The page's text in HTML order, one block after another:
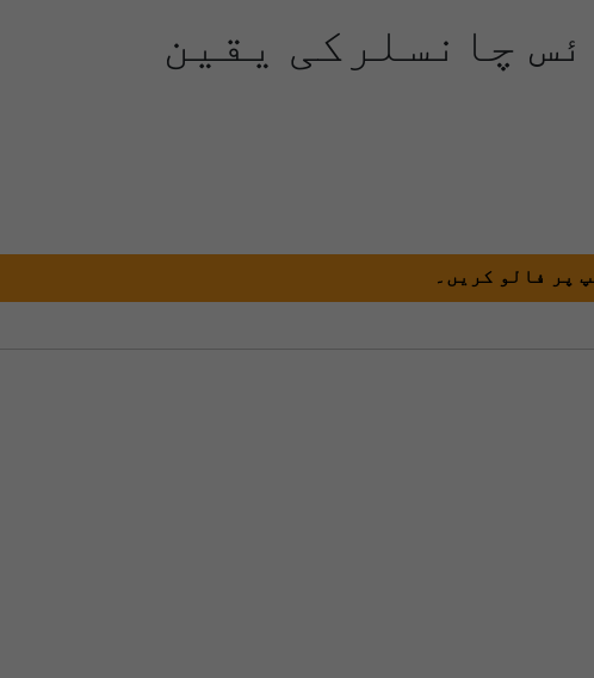
چانسلرکی یقین
پر فالو کریں۔